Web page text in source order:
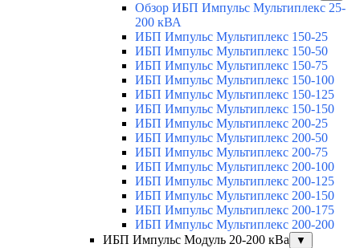
Обзор ИБП Импульс Мультиплекс 25-
200 кВА
ИБП Импульс Мультиплекс 150-25
ИБП Импульс Мультиплекс 150-50
ИБП Импульс Мультиплекс 150-75
ИБП Импульс Мультиплекс 150-100
ИБП Импульс Мультиплекс 150-125
ИБП Импульс Мультиплекс 150-150
ИБП Импульс Мультиплекс 200-25
ИБП Импульс Мультиплекс 200-50
ИБП Импульс Мультиплекс 200-75
ИБП Импульс Мультиплекс 200-100
ИБП Импульс Мультиплекс 200-125
ИБП Импульс Мультиплекс 200-150
ИБП Импульс Мультиплекс 200-175
ИБП Импульс Мультиплекс 200-200
ИБП Импульс Модуль 20-200 кВа
▼